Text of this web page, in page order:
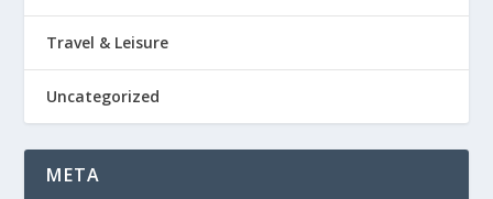
Travel & Leisure
Uncategorized
META